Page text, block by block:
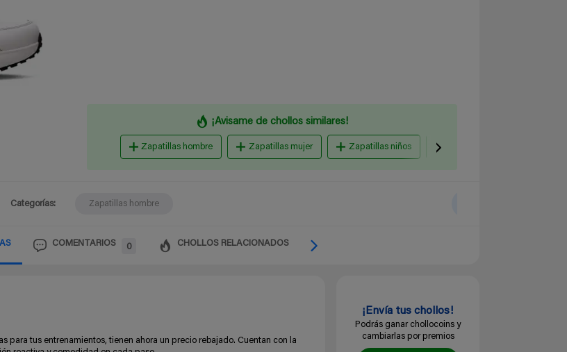
¡Avisame de chollos similares!
Zapatillas hombre Zapatillas mujer Zapatillas niños
Categorías: Zapatillas hombre
COMENTARIOS 0 CHOLLOS RELACIONADOS
para tus entrenamientos, tienen ahora un precio rebajado. Cuentan con la
¡Envía tus chollos!
Podrás ganar chollocoins y
cambiarlas por premios